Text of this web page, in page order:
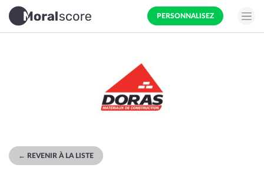
PERSONNALISEZ
← REVENIR À LA LISTE